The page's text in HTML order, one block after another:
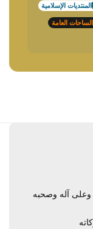
المنتديات الإسلامية
الساحات العامة
وعلى آله وصحبه